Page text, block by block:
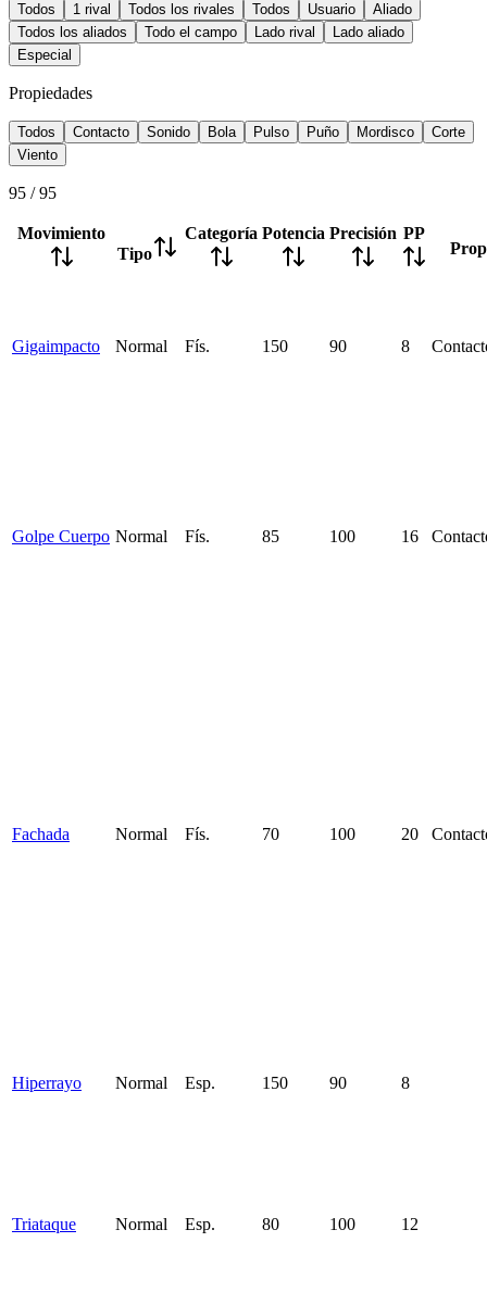
Todos 1 rival Todos los rivales Todos Usuario
Aliado
Todos los aliados
Todo el campo Lado rival
Lado aliado
Especial
Propiedades
Todos Contacto Sonido Bola Pulso Puño Mordisco
Corte
Viento
95 /95
Movimiento
Tipo
Categoría Potencia Precisión PP
Gigaimpacto Normal Fís. 150 90 8
Golpe Cuerpo Normal Fís. 85 100 16
Fachada Normal Fís. 70 100 20
Hiperrayo Normal Esp. 150 90 8
Triataque Normal Esp. 80 100 12